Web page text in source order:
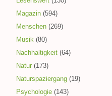
Magazin (594)
Menschen (269)
Musik (80)
Nachhaltigkeit (64)
Natur (173)
Naturspaziergang (19)
Psychologie (143)